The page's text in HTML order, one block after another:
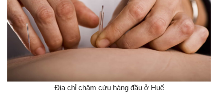
Địa chỉ châm cứu hàng đầu ở Huế